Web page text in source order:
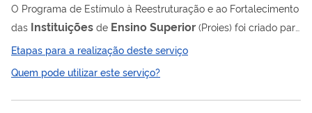
O Programa de Estímulo à Reestruturação e ao Fortalecimento
das Instituições de EnsinoSuperior (Proies) foi criado para
permitir que asinstituiçõesparticulares
superior
pudessem converter parte de suas dívidas
tributárias com o Governo Federal em bolsas de estudo, por
meio da aprovação de plano de recuperação tributária e da
Etapas para a realização deste serviço
Quem pode utilizar este serviço?